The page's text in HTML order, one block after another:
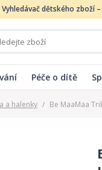
Vyhledávač dětského zboží
Péče o dítě
a halenky / Be MaaMaa